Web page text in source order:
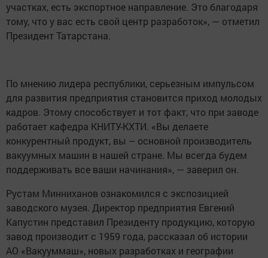
участках, есть экспортное направление. Это благодаря
тому, что у вас есть свой центр разработок», — отметил
Президент Татарстана.
По мнению лидера республики, серьезным импульсом
для развития предприятия становится приход молодых
кадров. Этому способствует и тот факт, что при заводе
работает кафедра КНИТУ-КХТИ. «Вы делаете
конкурентный продукт, вы – основной производитель
вакуумных машин в нашей стране. Мы всегда будем
поддерживать все ваши начинания», — заверил он.
Рустам Минниханов ознакомился с экспозицией
заводского музея. Директор предприятия Евгений
Капустин представил Президенту продукцию, которую
завод производит с 1959 года, рассказал об истории
АО «Вакууммаш», новых разработках и географии